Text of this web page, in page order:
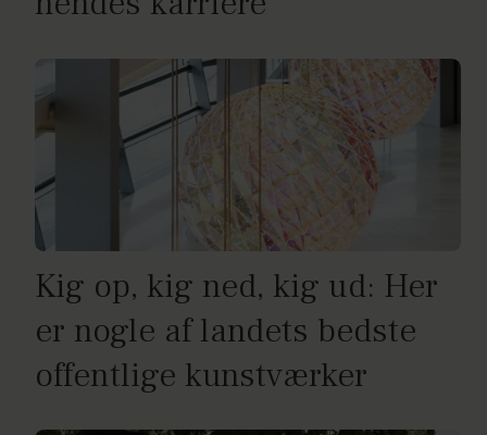
Kig op, kig ned, kig ud: Her
er nogle af landets bedste
offentlige kunstværker